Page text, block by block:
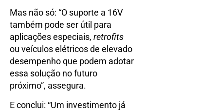
Mas não só: “O suporte a 16V
também pode ser útil para
aplicações especiais, retrofits
ou veículos elétricos de elevado
desempenho que podem adotar
essa solução no futuro
próximo”, assegura.
E conclui: “Um investimento já